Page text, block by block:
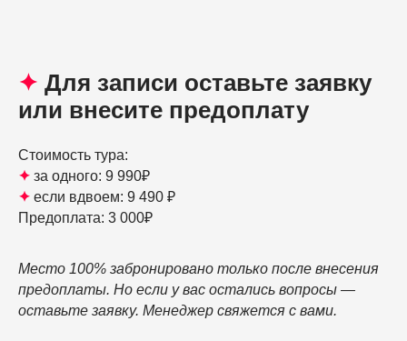
✦ Для записи оставьте заявку
или внесите предоплату
Стоимость тура:
✦ за одного: 9 990₽
✦ если вдвоем: 9 490 ₽
Предоплата: 3 000₽
Место 100% забронировано только после внесения
предоплаты. Но если у вас остались вопросы —
оставьте заявку. Менеджер свяжется с вами.